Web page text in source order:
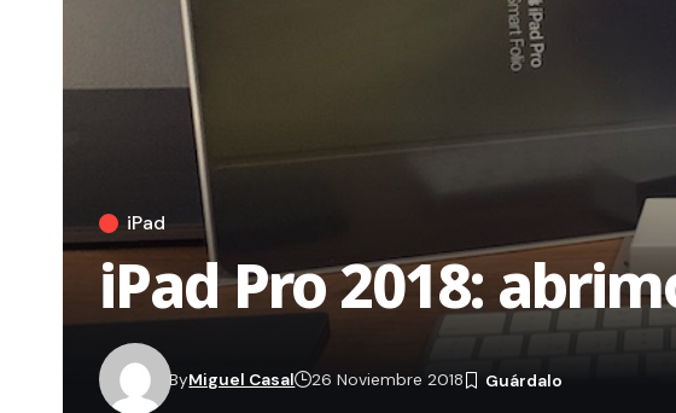
iPad
iPad Pro 2018:
ByMiguel Casal 26 Noviembre 2018